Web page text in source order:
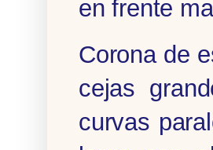
en frente
Corona de
cejas
curvas